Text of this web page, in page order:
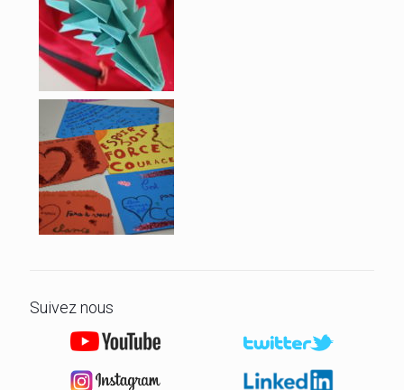
Suivez nous